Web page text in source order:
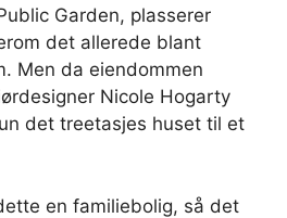
Garden, plasserer
det allerede blant
Men da eiendommen
Nicole Hogarty
det treetasjes huset til et
en familiebolig, så det